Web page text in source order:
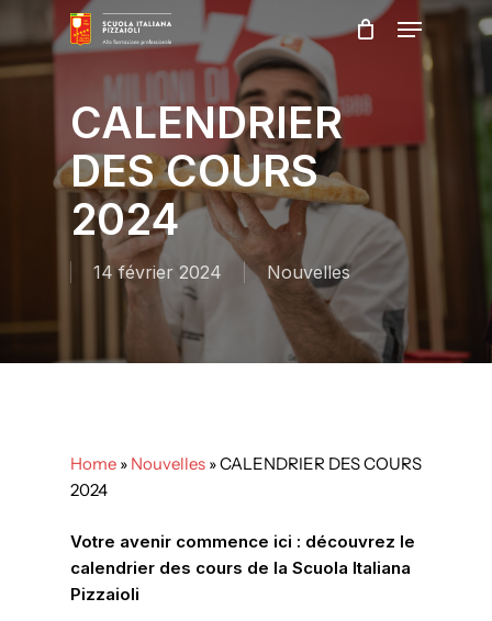
to
main
Menu
CALENDRIER
DES COURS
2024
14 février 2024 Nouvelles
Home » Nouvelles »CALENDRIER DES COURS
2024
Votre avenir commence ici : découvrez le
calendrier des cours de la Scuola Italiana
Pizzaioli
Menu